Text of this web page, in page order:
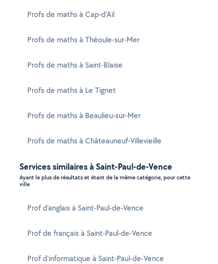
Profs de maths à Cap-d'Ail
Profs de maths à Théoule-sur-Mer
Profs de maths à Saint-Blaise
Profs de maths à Le Tignet
Profs de maths à Beaulieu-sur-Mer
Profs de maths à Châteauneuf-Villevieille
Services similaires à Saint-Paul-de-Vence
Ayant le plus de résultats et étant de la même catégorie, pour cette
ville
Prof d'anglais à Saint-Paul-de-Vence
Prof de français à Saint-Paul-de-Vence
Prof d'informatique à Saint-Paul-de-Vence